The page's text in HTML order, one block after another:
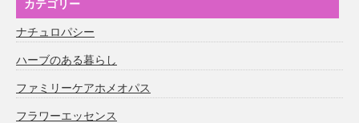
カテゴリー
ナチュロパシー
ハーブのある暮らし
ファミリーケアホメオパス
フラワーエッセンス